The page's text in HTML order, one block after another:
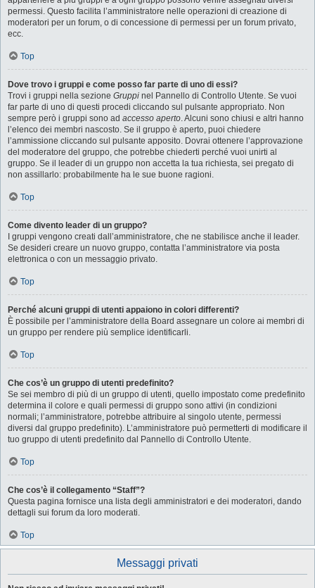
permessi. Questo facilita l’amministratore nelle operazioni di creazione di
moderatori per un forum, o di concessione di permessi per un forum privato,
ecc.
Top
Dove trovo i gruppi e come posso far parte di uno di essi?
Trovi i gruppi nella sezione Gruppi nel Pannello di Controllo Utente. Se vuoi
far parte di uno di questi procedi cliccando sul pulsante appropriato. Non
sempre però i gruppi sono ad accesso aperto. Alcuni sono chiusi e altri hanno
l’elenco dei membri nascosto. Se il gruppo è aperto, puoi chiedere
l’ammissione cliccando sul pulsante apposito. Dovrai ottenere l’approvazione
del moderatore del gruppo, che potrebbe chiederti perché vuoi unirti al
gruppo. Se il leader di un gruppo non accetta la tua richiesta, sei pregato di
non assillarlo: probabilmente ha le sue buone ragioni.
Top
Come divento leader di un gruppo?
I gruppi vengono creati dall’amministratore, che ne stabilisce anche il leader.
Se desideri creare un nuovo gruppo, contatta l’amministratore via posta
elettronica o con un messaggio privato.
Top
Perché alcuni gruppi di utenti appaiono in colori differenti?
È possibile per l’amministratore della Board assegnare un colore ai membri di
un gruppo per rendere più semplice identificarli.
Top
Che cos’è un gruppo di utenti predefinito?
Se sei membro di più di un gruppo di utenti, quello impostato come predefinito
determina il colore e quali permessi di gruppo sono attivi (in condizioni
normali; l’amministratore, potrebbe attribuire al singolo utente, permessi
diversi dal gruppo predefinito). L’amministratore può permetterti di modificare il
tuo gruppo di utenti predefinito dal Pannello di Controllo Utente.
Top
Che cos’è il collegamento “Staff”?
Questa pagina fornisce una lista degli amministratori e dei moderatori, dando
dettagli sui forum da loro moderati.
Top
Messaggi privati